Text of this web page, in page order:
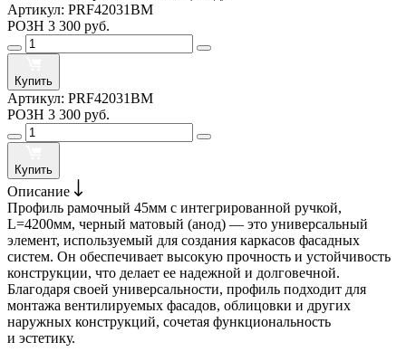
Артикул: PRF42031BM
РОЗН 3 300 руб.
Купить
Артикул: PRF42031BM
РОЗН 3 300 руб.
Купить
Описание
Профиль рамочный 45мм с интегрированной ручкой,
L=4200мм, черный матовый (анод) — это универсальный
элемент, используемый для создания каркасов фасадных
систем. Он обеспечивает высокую прочность и устойчивость
конструкции, что делает ее надежной и долговечной.
Благодаря своей универсальности, профиль подходит для
монтажа вентилируемых фасадов, облицовки и других
наружных конструкций, сочетая функциональность
и эстетику.